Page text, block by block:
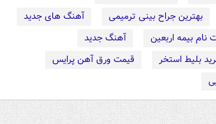
بهترین جراح بینی ترمیمی
آهنگ های جدید
نام بیمه اربعین
آهنگ جدید
بلیط استخر
قیمت ورق آهن پرایس